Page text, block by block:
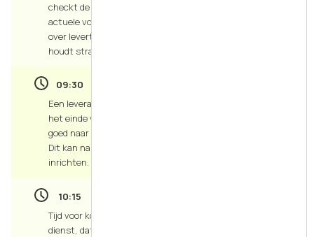
checkt de planning en openstaande inkooporders en
actuele voorraadstanden. Je belt en mailt leveranciers
over levertijden, condities en eventuele afwijkingen. Je
houdt strak grip of wat er binnenkomt en wanneer.
09:30
Een leverancier komt op bezoek om eens bij te praten. Aan
het einde van het gesprek hebben jullie afgesproken eens
goed naar de afspraken rondom dat ene artikel te kijken.
Dit kan namelijk goedkoper als we de toelevering anders
inrichten.
10:15
Tijd voor koffiepauze. Vandaag is een collega 12.5 jaar in
dienst, dat betekent taart!